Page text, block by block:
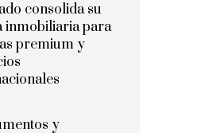
consolida su
inmobiliaria para
premium y
y